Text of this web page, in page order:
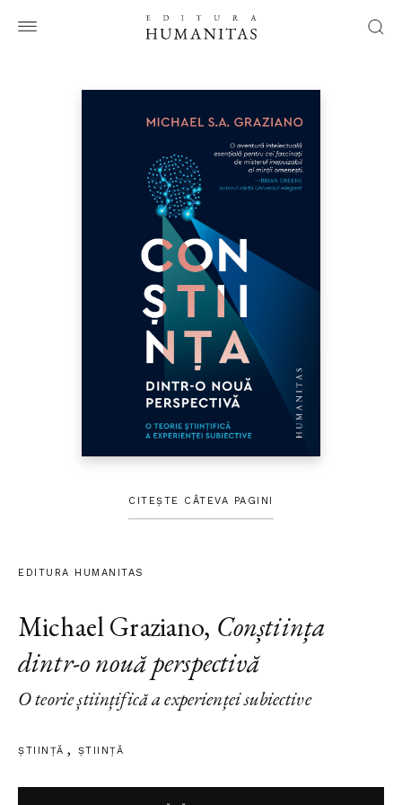
CITEȘTE CÂTEVA PAGINI
EDITURA HUMANITAS
Michael Graziano, Conștiința
dintr-o nouă perspectivă
O teorie științifică a experienței subiective
ȘTIINŢĂ ŞTIINŢĂ